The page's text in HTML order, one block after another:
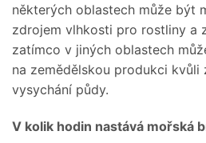
některých oblastech může být
zdrojem vlhkosti pro rostliny a
zatímco v jiných oblastech
na zemědělskou produkci kvůli
vysychání půdy.
V kolik hodin nastává mořská